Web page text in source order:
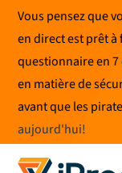
Skip
content
Vous pensez que
en direct est prêt à
questionnaire en
en matière de
avant que les
aujourd'hui!